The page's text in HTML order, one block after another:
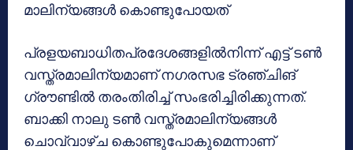
മാലിന്യങ്ങള്‍ കൊണ്ടുപോയത്
പ്രളയബാധിതപ്രദേശങ്ങളില്‍നിന്ന് എട്ട് ടണ്‍
വസ്ത്രമാലിന്യമാണ് നഗരസഭ ട്രഞ്ചിങ്
ഗ്രൗണ്ടില്‍ തരംതിരിച്ച് സംഭരിച്ചിരിക്കുന്നത്.
ബാക്കി നാലു ടണ്‍ വസ്ത്രമാലിന്യങ്ങള്‍
ചൊവ്വാഴ്ച കൊണ്ടുപോകുമെന്നാണ്